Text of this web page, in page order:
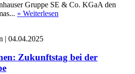
Gruppe SE & Co. KGaA den
» Weiterlesen
| 04.04.2025
Zukunftstag bei der